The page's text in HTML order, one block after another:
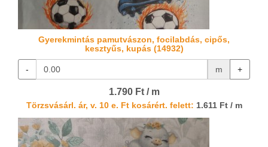
Gyerekmintás pamutvászon, focilabdás, cipős,
kesztyűs, kupás (14932)
- m +
1.790 Ft / m
Törzsvásárl. ár, v. 10 e. Ft kosárért. felett: 1.611 Ft / m